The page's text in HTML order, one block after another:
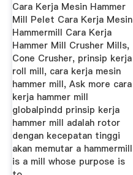
Cara Kerja Mesin Hammer
Mill Pelet Cara Kerja Mesin
Hammermill Cara Kerja
Hammer Mill Crusher Mills,
Cone Crusher, prinsip kerja
roll mill, cara kerja mesin
hammer mill, Ask more cara
kerja hammer mill
globalpindd prinsip kerja
hammer mill adalah rotor
dengan kecepatan tinggi
akan memutar a hammermill
is a mill whose purpose is